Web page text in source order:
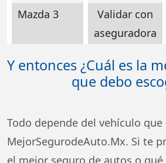
Mazda 3
Validar con
aseguradora
Y entonces ¿Cuál es la
que debo
Todo depende del vehículo
MejorSegurodeAuto.Mx. Si te
el mejor seguro de autos o